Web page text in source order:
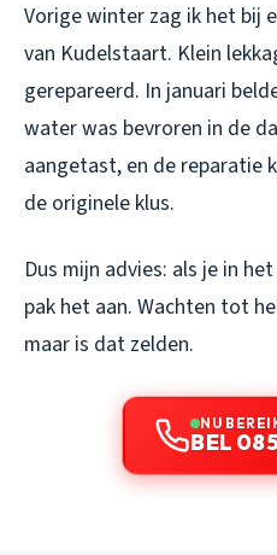
Vorige winter zag ik het bij
van Kudelstaart. Klein
gerepareerd. In januari
water was bevroren in de
aangetast, en de reparatie
de originele klus.
Dus mijn advies: als je in
pak het aan. Wachten tot
maar is dat zelden.
NU
BEL